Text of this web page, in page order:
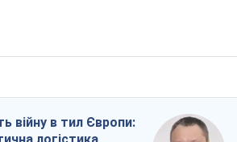
війну в тил Європи: